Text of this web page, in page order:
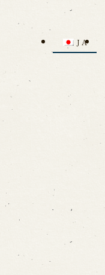
ス
でお問い合わせ
JA